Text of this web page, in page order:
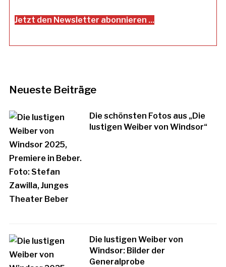
Jetzt den Newsletter abonnieren ...
Neueste Beiträge
Die schönsten Fotos aus „Die
lustigen Weiber von Windsor“
Die lustigen Weiber von
Windsor: Bilder der
Generalprobe